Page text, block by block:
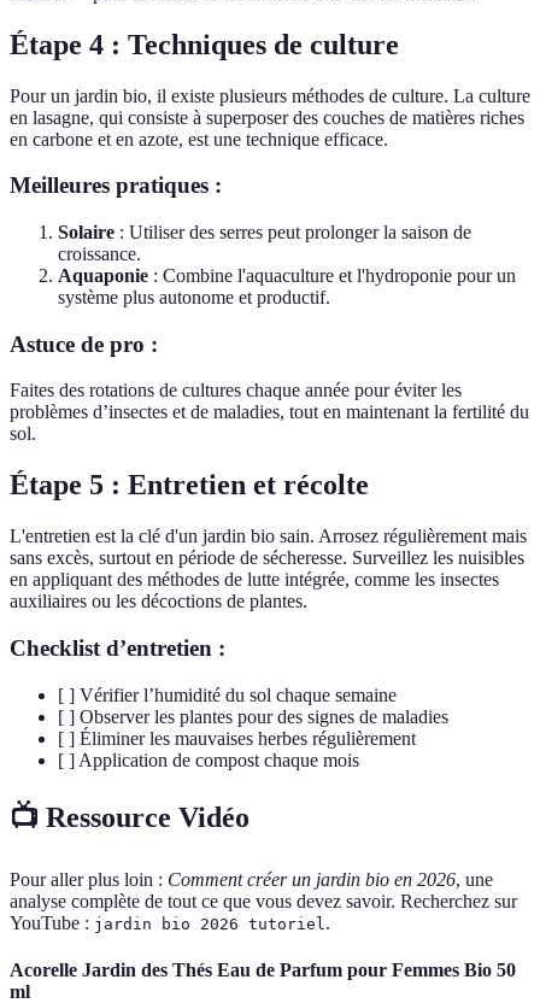
Étape 4 : Techniques de culture
Pour un jardin bio, il existe plusieurs méthodes de culture. La culture
en lasagne, qui consiste à superposer des couches de matières riches
en carbone et en azote, est une technique efficace.
Meilleures pratiques :
Solaire : Utiliser des serres peut prolonger la saison de
croissance.
Aquaponie : Combine l'aquaculture et l'hydroponie pour un
système plus autonome et productif.
Astuce de pro :
Faites des rotations de cultures chaque année pour éviter les
problèmes d’insectes et de maladies, tout en maintenant la fertilité du
sol.
Étape 5 : Entretien et récolte
L'entretien est la clé d'un jardin bio sain. Arrosez régulièrement mais
sans excès, surtout en période de sécheresse. Surveillez les nuisibles
en appliquant des méthodes de lutte intégrée, comme les insectes
auxiliaires ou les décoctions de plantes.
Checklist d’entretien :
[ ] Vérifier l’humidité du sol chaque semaine
[ ] Observer les plantes pour des signes de maladies
[ ] Éliminer les mauvaises herbes régulièrement
[ ] Application de compost chaque mois
📺 Ressource Vidéo
Pour aller plus loin : Comment créer un jardin bio en 2026, une
analyse complète de tout ce que vous devez savoir. Recherchez sur
YouTube : jardin bio 2026 tutoriel .
Acorelle Jardin des Thés Eau de Parfum pour Femmes Bio 50
ml